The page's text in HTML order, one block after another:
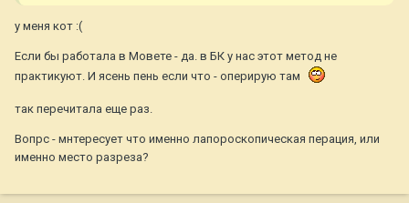
у меня кот :(
Если бы работала в Мовете - да. в БК у нас этот метод не
практикуют. И ясень пень если что - оперирую там
так перечитала еще раз.
Вопрс - мнтересует что именно лапороскопическая перация, или
именно место разреза?